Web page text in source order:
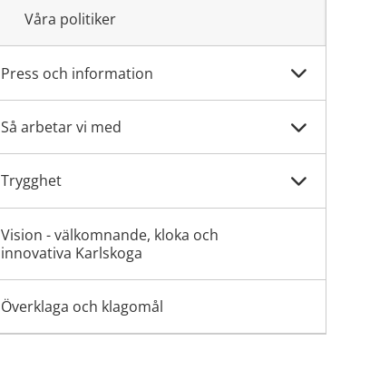
Våra politiker
Press och information
Så arbetar vi med
Trygghet
Vision - välkomnande, kloka och
innovativa Karlskoga
Överklaga och klagomål